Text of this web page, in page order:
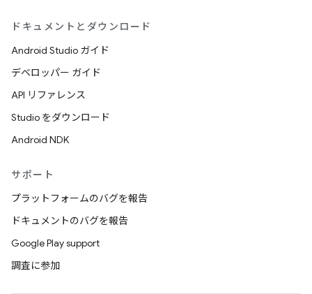
ドキュメントとダウンロード
Android Studio ガイド
デベロッパー ガイド
API リファレンス
Studio をダウンロード
Android NDK
サポート
プラットフォームのバグを報告
ドキュメントのバグを報告
Google Play support
調査に参加